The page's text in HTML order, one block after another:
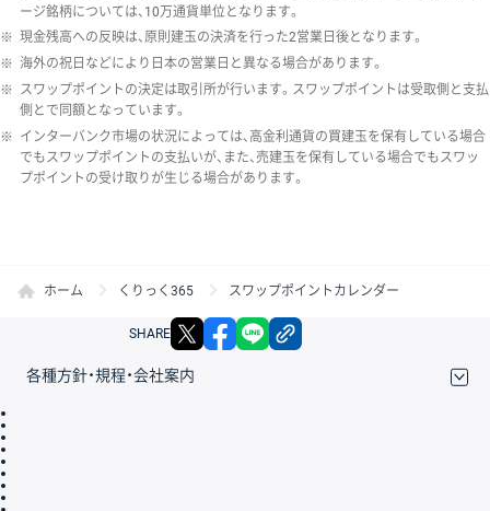
ージ銘柄については、10万通貨単位となります。
※ 現金残高への反映は、原則建玉の決済を行った2営業日後となります。
※ 海外の祝日などにより日本の営業日と異なる場合があります。
※ スワップポイントの決定は取引所が行います。スワップポイントは受取側と支払
側とで同額となっています。
※ インターバンク市場の状況によっては、高金利通貨の買建玉を保有している場合
でもスワップポイントの支払いが、また、売建玉を保有している場合でもスワッ
プポイントの受け取りが生じる場合があります。
ホーム くりっく365 スワップポイントカレンダー
SHARE X facebook
各種方針・規程・会社案内